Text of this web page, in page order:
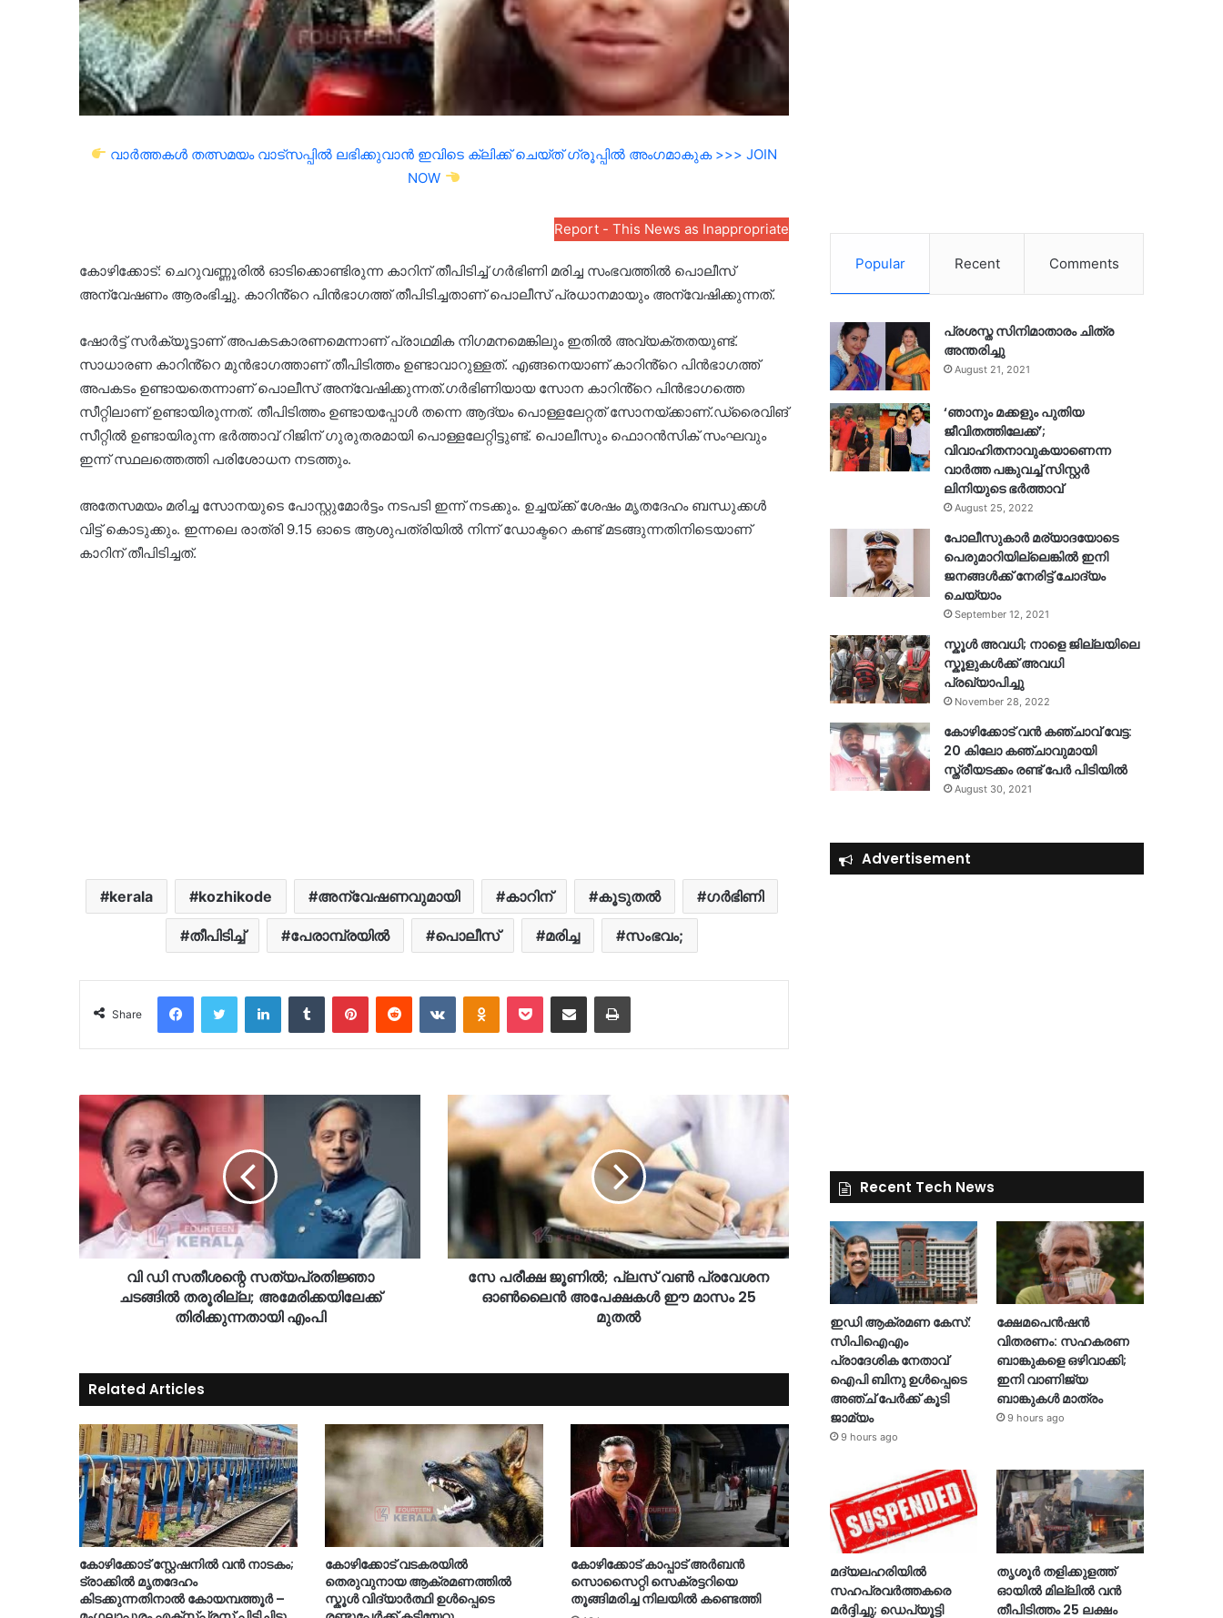
വാർത്തകൾ തത്സമയം വാട്സപ്പിൽ ലഭിക്കുവാൻ ഇവിടെ ക്ലിക്ക് ചെയ്ത് ഗ്രൂപ്പിൽ അംഗമാകുക >>> JOIN
NOW
Report - This News as Inappropriate
കോഴിക്കോട്: ചെറുവണ്ണൂരിൽ ഓടിക്കൊണ്ടിരുന്ന കാറിന് തീപിടിച്ച് ഗർഭിണി മരിച്ച സംഭവത്തിൽ പൊലീസ്
അന്വേഷണം ആരംഭിച്ചു. കാറിൻ്റെ പിൻഭാഗത്ത് തീപിടിച്ചതാണ് പൊലീസ് പ്രധാനമായും അന്വേഷിക്കുന്നത്.
ഷോർട്ട് സർക്യൂട്ടാണ് അപകടകാരണമെന്നാണ് പ്രാഥമിക നിഗമനമെങ്കിലും ഇതിൽ അവ്യക്തതയുണ്ട്.
സാധാരണ കാറിൻ്റെ മുൻഭാഗത്താണ് തീപിടിത്തം ഉണ്ടാവാറുള്ളത്. എങ്ങനെയാണ് കാറിൻ്റെ പിൻഭാഗത്ത്
അപകടം ഉണ്ടായതെന്നാണ് പൊലീസ് അന്വേഷിക്കുന്നത്.ഗർഭിണിയായ സോന കാറിൻ്റെ പിൻഭാഗത്തെ
സീറ്റിലാണ് ഉണ്ടായിരുന്നത്. തീപിടിത്തം ഉണ്ടായപ്പോൾ തന്നെ ആദ്യം പൊള്ളലേറ്റത് സോനയ്ക്കാണ്.ഡ്രൈവിങ്
സീറ്റിൽ ഉണ്ടായിരുന്ന ഭർത്താവ് റിജിന് ഗുരുതരമായി പൊള്ളലേറ്റിട്ടുണ്ട്. പൊലീസും ഫൊറൻസിക് സംഘവും
ഇന്ന് സ്ഥലത്തെത്തി പരിശോധന നടത്തും.
അതേസമയം മരിച്ച സോനയുടെ പോസ്റ്റുമോർട്ടം നടപടി ഇന്ന് നടക്കും. ഉച്ചയ്ക്ക് ശേഷം മൃതദേഹം ബന്ധുക്കൾ
വിട്ട് കൊടുക്കും. ഇന്നലെ രാത്രി 9.15 ഓടെ ആശുപത്രിയിൽ നിന്ന് ഡോക്ടറെ കണ്ട് മടങ്ങുന്നതിനിടെയാണ്
കാറിന് തീപിടിച്ചത്.
kerala kozhikode അന്വേഷണവുമായി കാറിന് കൂടുതൽ ഗർഭിണി
തീപിടിച്ച് പേരാമ്പ്രയിൽ പൊലീസ് മരിച്ച സംഭവം;
Share
FacebookTwitter LinkedInTumblr PinterestReddit VKontakteOdnoklassniki
Pocket Share via Email Print
വി ഡി സതീശന്റെ സത്യപ്രതിജ്ഞാ
ചടങ്ങിൽ തരൂരില്ല; അമേരിക്കയിലേക്ക്
തിരിക്കുന്നതായി എംപി
സേ പരീക്ഷ ജൂണിൽ; പ്ലസ് വൺ പ്രവേശന
ഓൺലൈൻ അപേക്ഷകൾ ഈ മാസം 25
മുതൽ
Related Articles
കോഴിക്കോട് സ്റ്റേഷനിൽ വൻ നാടകം;
ട്രാക്കിൽ മൃതദേഹം
കിടക്കുന്നതിനാൽ കോയമ്പത്തൂർ –
കോഴിക്കോട് വടകരയിൽ
തെരുവുനായ ആക്രമണത്തിൽ
സ്കൂൾ വിദ്യാർത്ഥി ഉൾപ്പെടെ
കോഴിക്കോട് കാപ്പാട് അര്‍ബന്‍
സൊസൈറ്റി സെക്രട്ടറിയെ
തൂങ്ങിമരിച്ച നിലയിൽ കണ്ടെത്തി
Popular Recent Comments
പ്രശസ്ത സിനിമാതാരം ചിത്ര
അന്തരിച്ചു
August 21, 2021
‘ഞാനും മക്കളും പുതിയ
ജീവിതത്തിലേക്ക്’;
വിവാഹിതനാവുകയാണെന്ന
വാർത്ത പങ്കുവച്ച് സിസ്റ്റർ
ലിനിയുടെ ഭർത്താവ്
August 25, 2022
പോലീസുകാര്‍ മര്യാദയോടെ
പെരുമാറിയില്ലെങ്കില്‍ ഇനി
ജനങ്ങള്‍ക്ക് നേരിട്ട് ചോദ്യം
ചെയ്യാം
September 12, 2021
സ്കൂൾ അവധി; നാളെ ജില്ലയിലെ
സ്കൂളുകൾക്ക് അവധി
പ്രഖ്യാപിച്ചു
November 28, 2022
കോഴിക്കോട് വൻ കഞ്ചാവ് വേട്ട:
20 കിലോ കഞ്ചാവുമായി
സ്ത്രീയടക്കം രണ്ട് പേർ പിടിയിൽ
August 30, 2021
Advertisement
Recent Tech News
ഇഡി ആക്രമണ കേസ്:
സിപിഐഎം
പ്രാദേശിക നേതാവ്
ഐപി ബിനു ഉൾപ്പെടെ
അഞ്ച് പേർക്ക് കൂടി
ജാമ്യം
9 hours ago
ക്ഷേമപെൻഷൻ
വിതരണം: സഹകരണ
ബാങ്കുകളെ ഒഴിവാക്കി;
ഇനി വാണിജ്യ
ബാങ്കുകൾ മാത്രം
9 hours ago
മദ്യലഹരിയിൽ
സഹപ്രവർത്തകരെ
മർദ്ദിച്ചു; ഡെപ്യൂട്ടി
തൃശൂര്‍ തളിക്കുളത്ത്
ഓയില്‍ മില്ലില്‍ വൻ
തീപിടിത്തം 25 ലക്ഷം